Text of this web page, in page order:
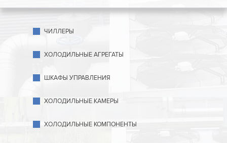
ЧИЛЛЕРЫ
ХОЛОДИЛЬНЫЕ АГРЕГАТЫ
ШКАФЫ УПРАВЛЕНИЯ
ХОЛОДИЛЬНЫЕ КАМЕРЫ
ХОЛОДИЛЬНЫЕ КОМПОНЕНТЫ